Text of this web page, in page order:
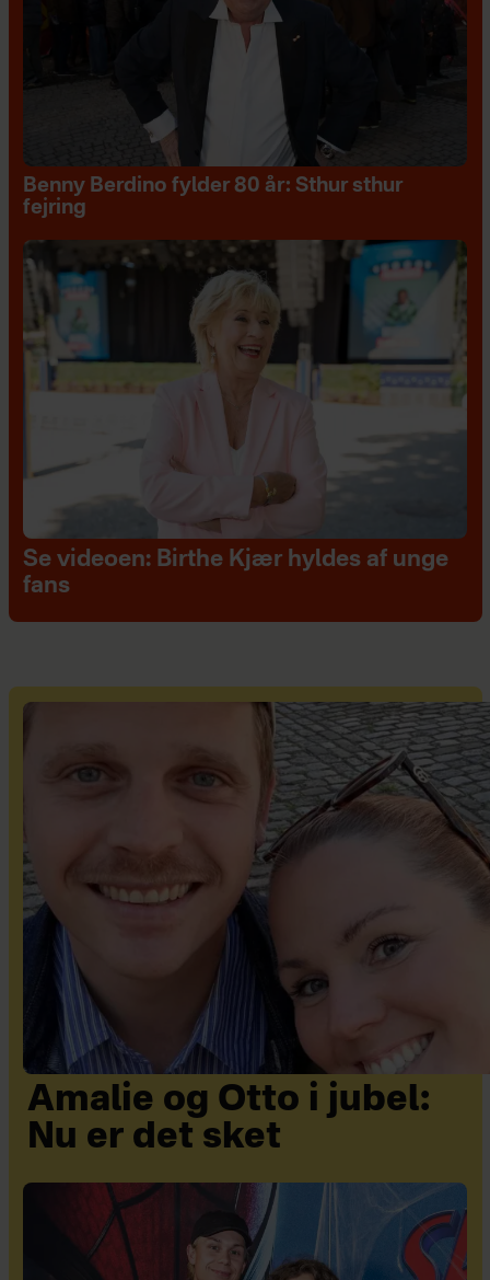
Benny Berdino fylder 80 år: Sthur sthur
fejring
Se videoen: Birthe Kjær hyldes af unge
fans
Amalie og Otto i jubel:
Nu er det sket